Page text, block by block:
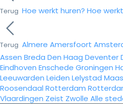
Terug Hoe werkt huren? Hoe
Terug Almere Amersfoort
Assen Breda Den Haag Deventer
Eindhoven Enschede Groningen
Leeuwarden Leiden Lelystad
Roosendaal Rotterdam
Vlaardingen Zeist Zwolle Alle